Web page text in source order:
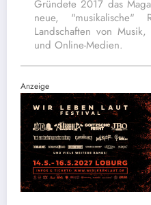
Gründete 2017 das
neue,
Landschaften von
und Online-Medien.
Anzeige